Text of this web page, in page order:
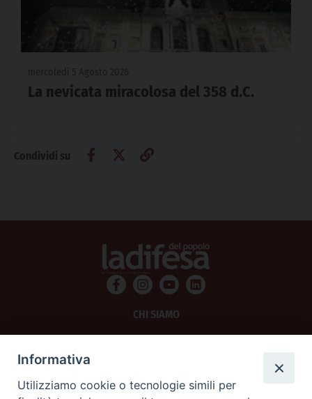
La nevicata miracolosa del 358 d.C.
Condividi su
CHI SIAMO
Informativa
Utilizziamo cookie o tecnologie simili per